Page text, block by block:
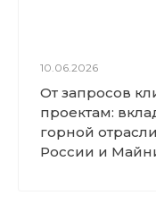
10.06.2026
От запросов
проектам:
горной
России и